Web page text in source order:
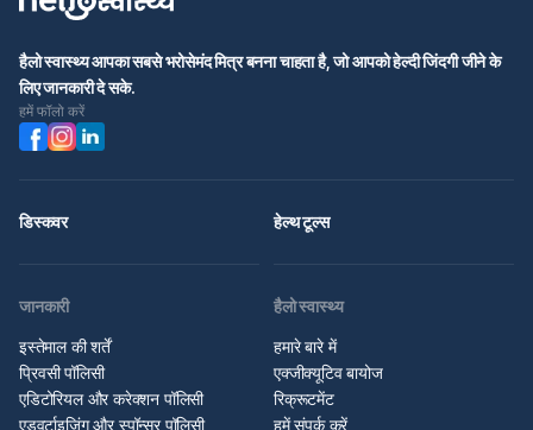
हैलो स्वास्थ्य आपका सबसे भरोसेमंद मित्र बनना चाहता है, जो आपको हेल्दी जिंदगी जीने के
लिए जानकारी दे सके.
हमें फॉलो करें
डिस्कवर हेल्थ टूल्स
जानकारी
इस्तेमाल की शर्तें
प्रिवसी पॉलिसी
एडिटोरियल और करेक्शन पॉलिसी
एडवर्टाइज़िंग और स्पॉन्सर पॉलिसी
हैलो स्वास्थ्य
हमारे बारे में
एक्जीक्यूटिव बायोज
रिक्रूटमेंट
हमें संपर्क करें